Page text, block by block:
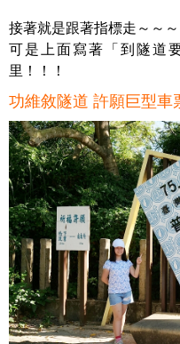
接著就是跟著指標走～～～
可是上面寫著「到隧道
里！！！
功維敘隧道 許願巨型車